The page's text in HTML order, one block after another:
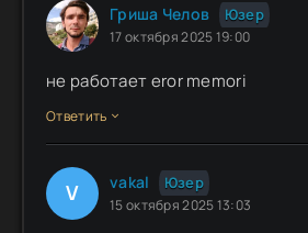
Гриша Челов Юзер
17 октября 2025 19:00
не работает eror memori
Ответить
V vakal Юзер
15 октября 2025 13:03